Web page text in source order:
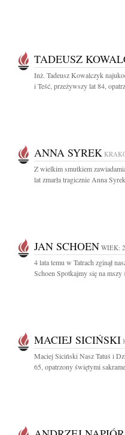
TADEUSZ
Inż. Tadeusz Kowalczyk
i Teść, przeżywszy lat 84,
ANNA SYREK
Z wielkim smutkiem
lat zmarła tragicznie Anna
JAN SCHOEN WIEK:
4 lata temu w Tatrach zginął
Schoen Spotkajmy się na mszy
MACIEJ SICIŃSKI
Maciej Siciński Nasz Tatuś i
65, opatrzony świętymi